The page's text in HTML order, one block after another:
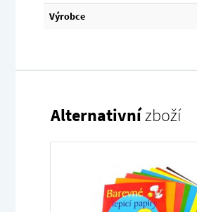
Výrobce
Alternativnízboží